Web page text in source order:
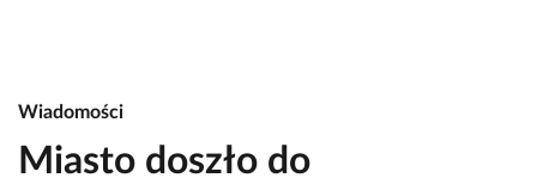
Wiadomości
Miasto doszło do